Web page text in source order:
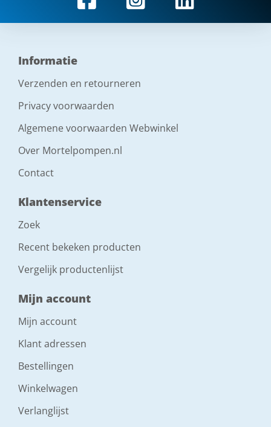
Informatie
Verzenden en retourneren
Privacy voorwaarden
Algemene voorwaarden Webwinkel
Over Mortelpompen.nl
Contact
Klantenservice
Zoek
Recent bekeken producten
Vergelijk productenlijst
Mijn account
Mijn account
Klant adressen
Bestellingen
Winkelwagen
Verlanglijst